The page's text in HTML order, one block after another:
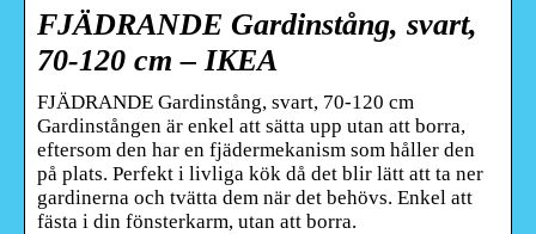
FJÄDRANDE Gardinstång, svart,
70-120 cm – IKEA
FJÄDRANDE Gardinstång, svart, 70-120 cm
Gardinstången är enkel att sätta upp utan att borra,
eftersom den har en fjädermekanism som håller den
på plats. Perfekt i livliga kök då det blir lätt att ta ner
gardinerna och tvätta dem när det behövs. Enkel att
fästa i din fönsterkarm, utan att borra.